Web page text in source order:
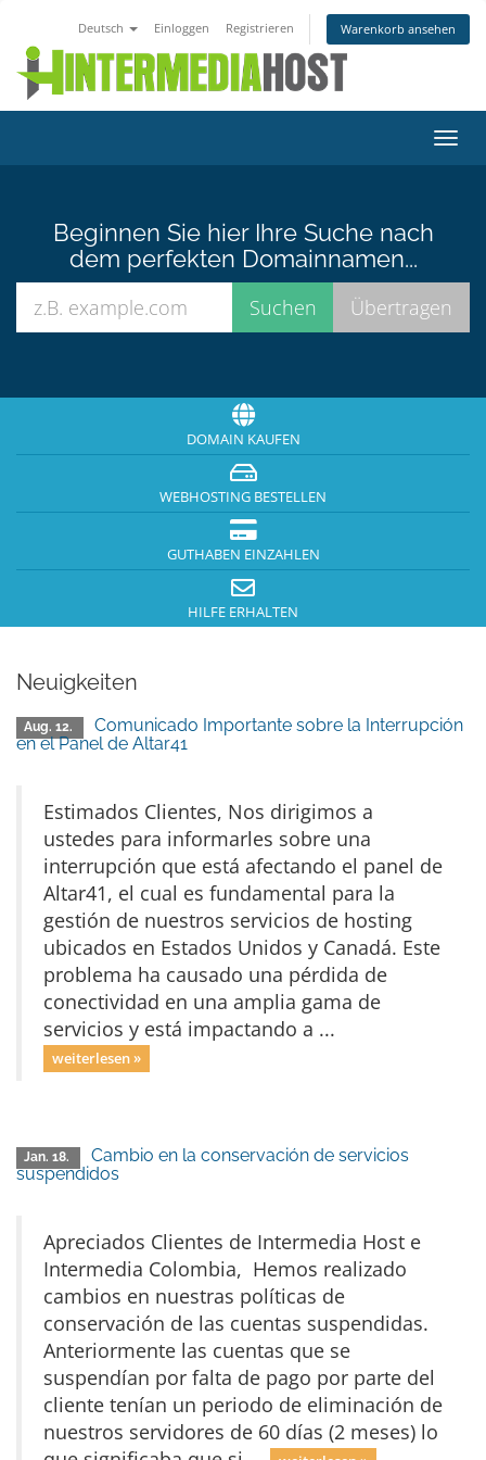
Deutsch Einloggen Registrieren Warenkorb ansehen
ein-/
Beginnen Sie hier Ihre Suche nach
dem perfekten Domainnamen...
DOMAIN KAUFEN
WEBHOSTING BESTELLEN
GUTHABEN EINZAHLEN
HILFE ERHALTEN
Neuigkeiten
Aug. 12.
Comunicado Importante sobre la Interrupción
en el Panel de Altar41
Estimados Clientes, Nos dirigimos a
ustedes para informarles sobre una
interrupción que está afectando el panel de
Altar41, el cual es fundamental para la
gestión de nuestros servicios de hosting
ubicados en Estados Unidos y Canadá. Este
problema ha causado una pérdida de
conectividad en una amplia gama de
servicios y está impactando a ...
weiterlesen »
Jan. 18.
Cambio en la conservación de servicios
suspendidos
Apreciados Clientes de Intermedia Host e
Intermedia Colombia, Hemos realizado
cambios en nuestras políticas de
conservación de las cuentas suspendidas.
Anteriormente las cuentas que se
suspendían por falta de pago por parte del
cliente tenían un periodo de eliminación de
nuestros servidores de 60 días (2 meses) lo